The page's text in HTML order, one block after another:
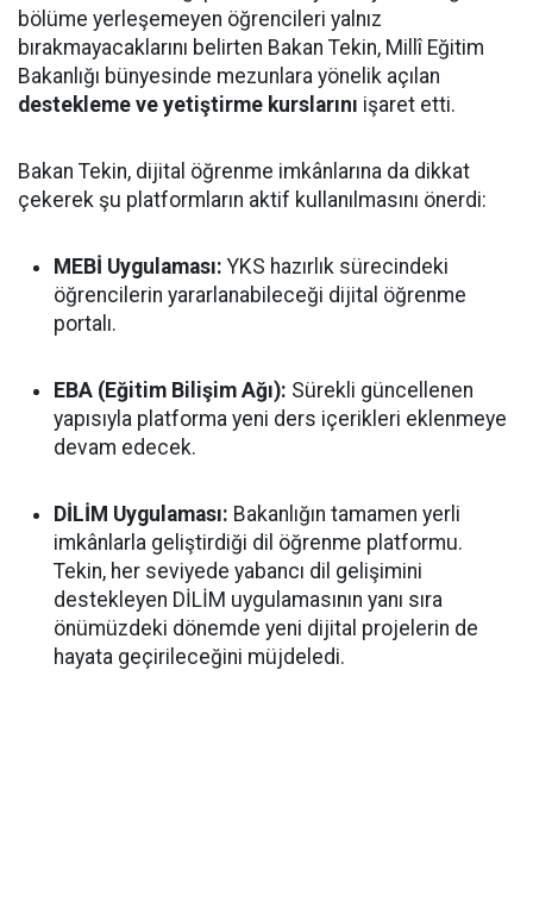
bölüme yerleşemeyen öğrencileri yalnız
bırakmayacaklarını belirten Bakan Tekin, Millî Eğitim
Bakanlığı bünyesinde mezunlara yönelik açılan
destekleme ve yetiştirme kurslarını işaret etti.
Bakan Tekin, dijital öğrenme imkânlarına da dikkat
çekerek şu platformların aktif kullanılmasını önerdi:
MEBİ Uygulaması: YKS hazırlık sürecindeki
öğrencilerin yararlanabileceği dijital öğrenme
portalı.
EBA (Eğitim Bilişim Ağı): Sürekli güncellenen
yapısıyla platforma yeni ders içerikleri eklenmeye
devam edecek.
DİLİM Uygulaması: Bakanlığın tamamen yerli
imkânlarla geliştirdiği dil öğrenme platformu.
Tekin, her seviyede yabancı dil gelişimini
destekleyen DİLİM uygulamasının yanı sıra
önümüzdeki dönemde yeni dijital projelerin de
hayata geçirileceğini müjdeledi.